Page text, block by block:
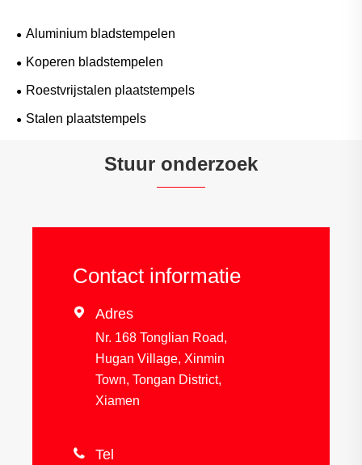
Aluminium bladstempelen
Koperen bladstempelen
Roestvrijstalen plaatstempels
Stalen plaatstempels
Stuur onderzoek
Contact informatie
 Adres
Nr. 168 Tonglian Road,
Hugan Village, Xinmin
Town, Tongan District,
Xiamen
 Tel